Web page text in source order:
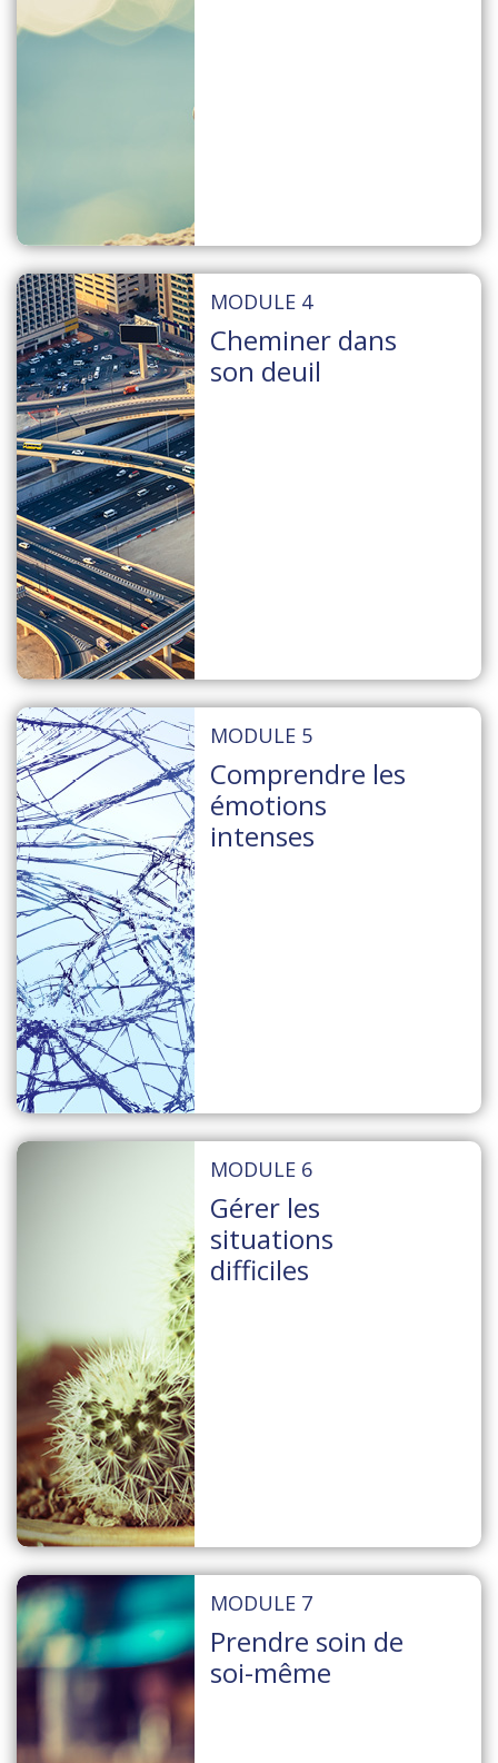
MODULE 4
Cheminer dans
son deuil
MODULE 5
Comprendre les
émotions
intenses
MODULE 6
Gérer les
situations
difficiles
MODULE 7
Prendre soin de
soi-même